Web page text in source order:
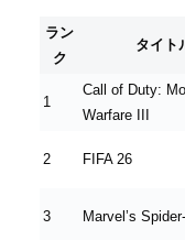
ラン
ク
タイト
1
Call of Duty:
Warfare III
2 FIFA 26
3 Marvel’s